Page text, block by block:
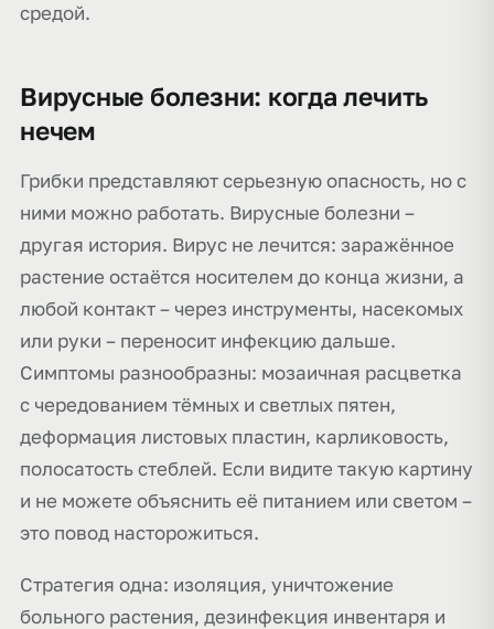
средой.
Вирусные болезни: когда лечить
нечем
Грибки представляют серьезную опасность, но с
ними можно работать. Вирусные болезни –
другая история. Вирус не лечится: заражённое
растение остаётся носителем до конца жизни, а
любой контакт – через инструменты, насекомых
или руки – переносит инфекцию дальше.
Симптомы разнообразны: мозаичная расцветка
с чередованием тёмных и светлых пятен,
деформация листовых пластин, карликовость,
полосатость стеблей. Если видите такую картину
и не можете объяснить её питанием или светом –
это повод насторожиться.
Стратегия одна: изоляция, уничтожение
больного растения, дезинфекция инвентаря и